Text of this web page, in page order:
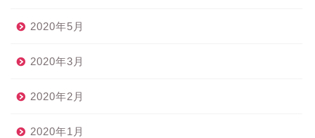
2020年5月
2020年3月
2020年2月
2020年1月